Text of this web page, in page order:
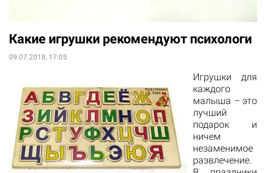
Какие игрушки рекомендуют психологи
09.07.2018, 17:05
Игрушки для
каждого
малыша – это
лучший
подарок и
ничем
незаменимое
развлечение.